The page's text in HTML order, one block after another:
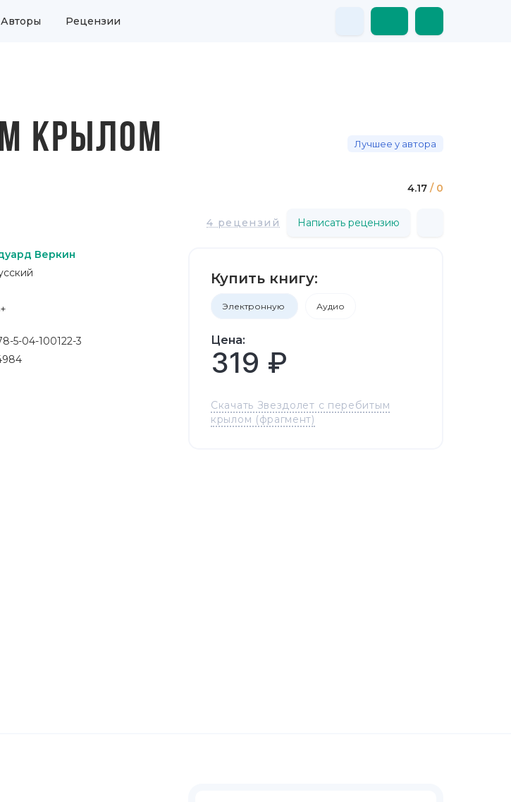
Авторы Рецензии
КРЫЛОМ Лучшее у автора
4.17 / 0
4 рецензий Написать рецензию
Веркин
5-04-100122-3
Купить книгу:
Электронную Аудио
Цена:
319 ₽
Скачать Звездолет с перебитым
крылом (фрагмент)